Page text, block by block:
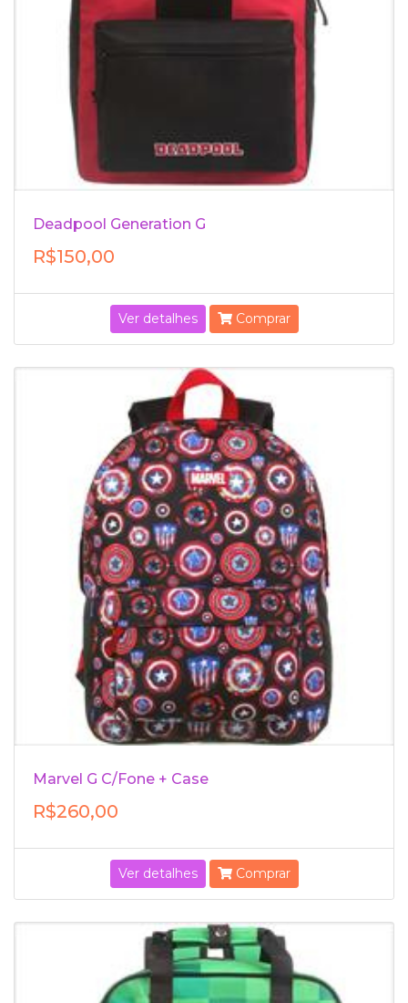
Deadpool Generation G
R$150,00
Ver detalhes Comprar
Marvel G C/Fone + Case
R$260,00
Ver detalhes Comprar